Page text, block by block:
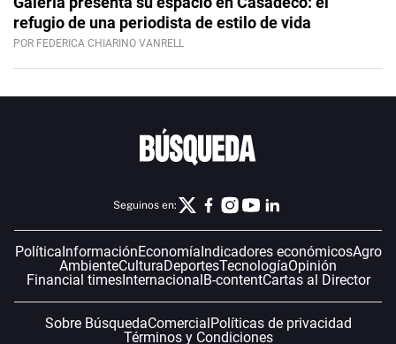
refugio de una periodista de estilo de vida
POR FEDERICA CHIARINO VANRELL
Seguinos en:
PolíticaInformaciónEconomíaIndicadores económicosAgro
AmbienteCulturaDeportesTecnologíaOpinión
Financial timesInternacionalB-contentCartas al Director
Sobre BúsquedaComercialPolíticas de privacidad
Términos y Condiciones